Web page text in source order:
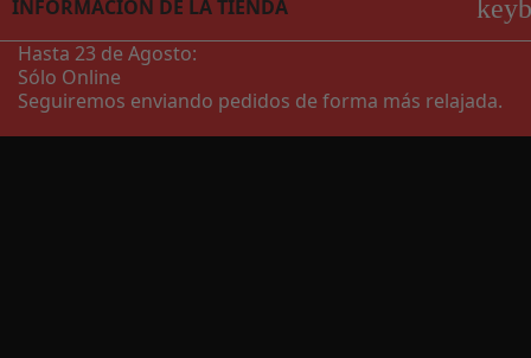
INFORMACIÓN DE LA TIENDA
Hasta 23 de Agosto:
Sólo Online
Seguiremos enviando pedidos de forma más relajada.